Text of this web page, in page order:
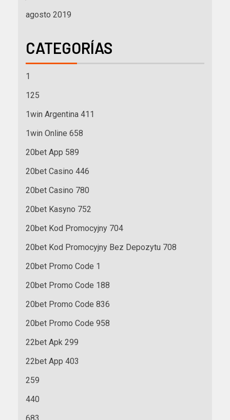
agosto 2019
CATEGORÍAS
1
125
1win Argentina 411
1win Online 658
20bet App 589
20bet Casino 446
20bet Casino 780
20bet Kasyno 752
20bet Kod Promocyjny 704
20bet Kod Promocyjny Bez Depozytu 708
20bet Promo Code 1
20bet Promo Code 188
20bet Promo Code 836
20bet Promo Code 958
22bet Apk 299
22bet App 403
259
440
683